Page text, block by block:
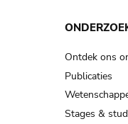
Ontdek ons
Publicaties
Stages &